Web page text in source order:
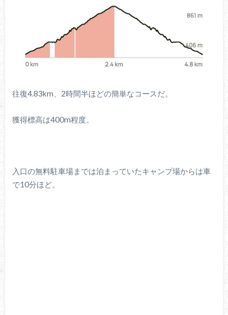
往復4.83km、2時間半ほどの簡単なコースだ。
獲得標高は400m程度。
入口の無料駐車場までは泊まっていたキャンプ場からは車
で10分ほど。